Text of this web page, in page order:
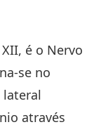
é o Nervo
se no
através